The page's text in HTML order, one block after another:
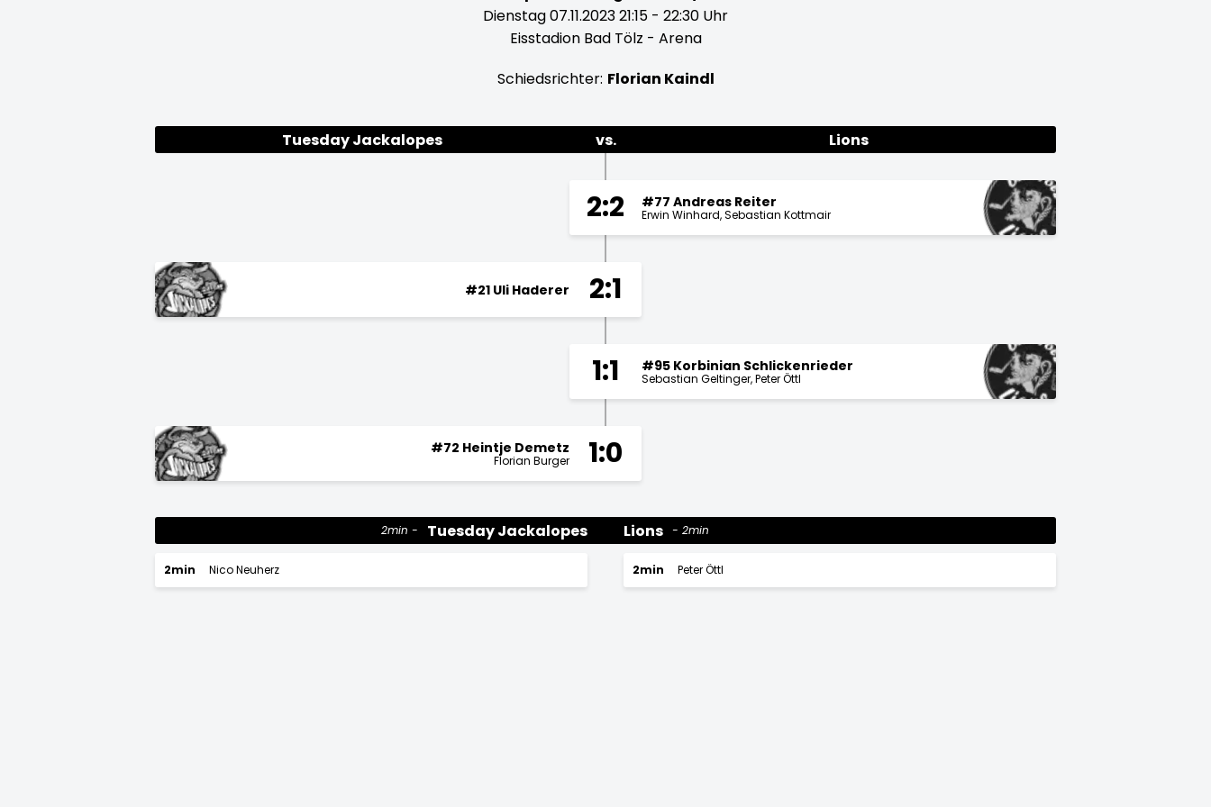
Dienstag 07.11.2023 21:15 - 22:30 Uhr
Eisstadion Bad Tölz - Arena
Schiedsrichter: Florian Kaindl
Tuesday Jackalopes vs. Lions
2:2 #77 Andreas Reiter
Erwin Winhard Sebastian Kottmair
2:1
#21 Uli Haderer
1:1 #95 Korbinian Schlickenrieder
Sebastian Geltinger Peter Öttl
1:0
#72 Heintje Demetz
Florian Burger
Tuesday Jackalopes
2min
2min Nico Neuherz
Lions 2min
2min Peter Öttl